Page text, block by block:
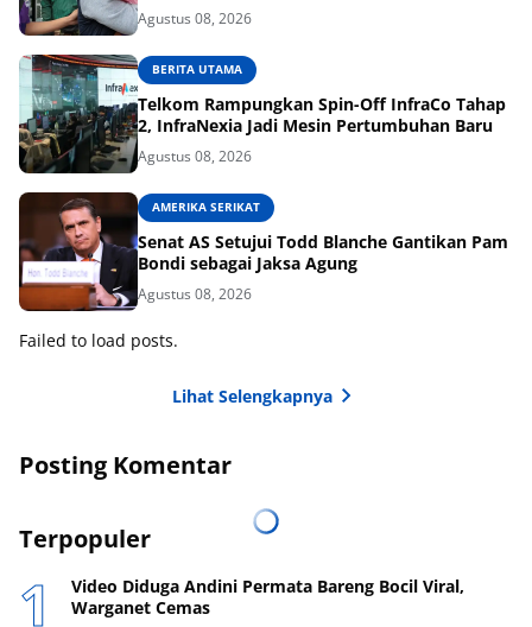
Agustus 08, 2026
BERITA UTAMA
Telkom Rampungkan Spin-Off InfraCo Tahap
2, InfraNexia Jadi Mesin Pertumbuhan Baru
Agustus 08, 2026
AMERIKA SERIKAT
Senat AS Setujui Todd Blanche Gantikan Pam
Bondi sebagai Jaksa Agung
Agustus 08, 2026
Failed to load posts.
Lihat Selengkapnya
Posting Komentar
Terpopuler
Video Diduga Andini Permata Bareng Bocil Viral,
Warganet Cemas